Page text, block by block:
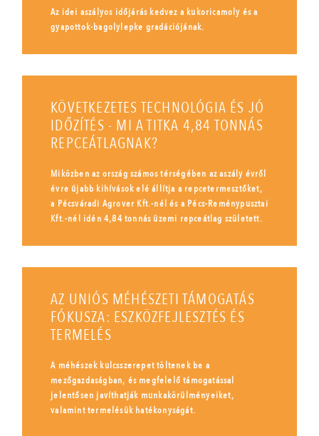
Az idei aszályos időjárás kedvez a kukoricamoly és a
gyapottok-bagolylepke gradációjának.
KÖVETKEZETES TECHNOLÓGIA ÉS JÓ
IDŐZÍTÉS - MI A TITKA 4,84 TONNÁS
REPCEÁTLAGNAK?
Miközben az ország számos térségében az aszály évről
évre újabb kihívások elé állítja a repcetermesztőket,
a Pécsváradi Agrover Kft.-nél és a Pécs-Reménypusztai
Kft.-nél idén 4,84 tonnás üzemi repceátlag született.
AZ UNIÓS MÉHÉSZETI TÁMOGATÁS
FÓKUSZA: ESZKÖZFEJLESZTÉS ÉS
TERMELÉS
A méhészek kulcsszerepet töltenek be a
mezőgazdaságban, és megfelelő támogatással
jelentősen javíthatják munkakörülményeiket,
valamint termelésük hatékonyságát.